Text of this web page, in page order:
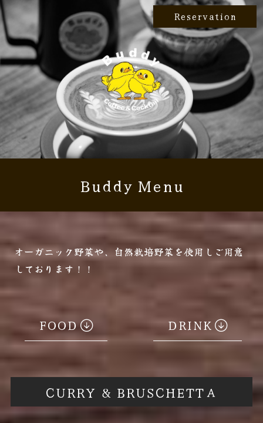
Reservation
Buddy Menu
オーガニック野菜や、自然栽培野菜を使用しご用意
しております！！
FOOD DRINK
CURRY & BRUSCHETTА